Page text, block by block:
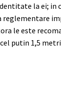
la ei; in
reglementare
le este
putin 1,5